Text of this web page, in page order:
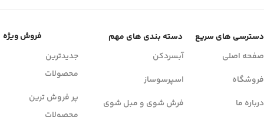
دسترسی های سریع دسته بندی های مهم
فروش ویژه
صفحه اصلی
فروشگاه
درباره ما
آبسردکن
اسپرسوساز
فرش شوی و مبل شوی
جدیدترین
محصولات
پر فروش ترین